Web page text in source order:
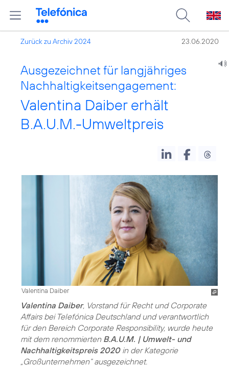
Zurück zu Archiv 2024 23.06.2020
Ausgezeichnet für langjähriges
Nachhaltigkeitsengagement:
Valentina Daiber erhält
B.A.U.M.-Umweltpreis
Valentina Daiber
Valentina Daiber, Vorstand für Recht und Corporate
Affairs bei Telefónica Deutschland und verantwortlich
für den Bereich Corporate Responsibility, wurde heute
mit dem renommierten B.A.U.M. | Umwelt- und
Nachhaltigkeitspreis 2020in der Kategorie
„Großunternehmen“ ausgezeichnet.